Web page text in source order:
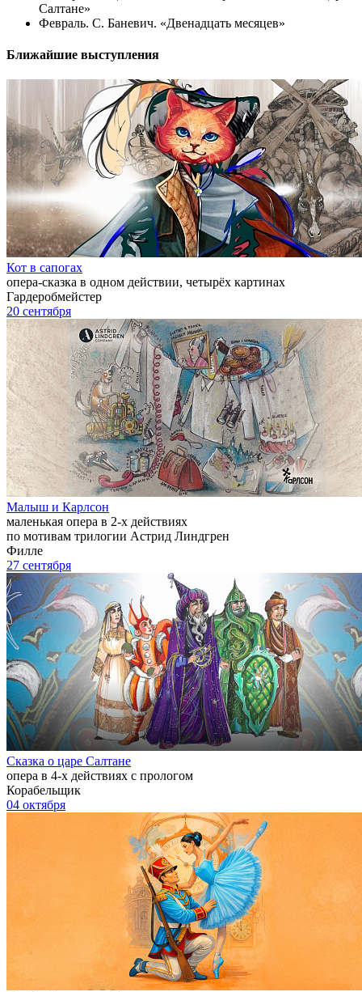
Салтане»
Февраль. С. Баневич. «Двенадцать месяцев»
Ближайшие выступления
Кот в сапогах
опера-сказка в одном действии, четырёх картинах
Гардеробмейстер
20 сентября
Малыш и Карлсон
маленькая опера в 2-х действиях
по мотивам трилогии Астрид Линдгрен
Филле
27 сентября
Сказка о царе Салтане
опера в 4-х действиях с прологом
Корабельщик
04 октября